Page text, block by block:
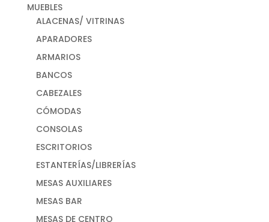
MUEBLES
ALACENAS/ VITRINAS
APARADORES
ARMARIOS
BANCOS
CABEZALES
CÓMODAS
CONSOLAS
ESCRITORIOS
ESTANTERÍAS/LIBRERÍAS
MESAS AUXILIARES
MESAS BAR
MESAS DE CENTRO